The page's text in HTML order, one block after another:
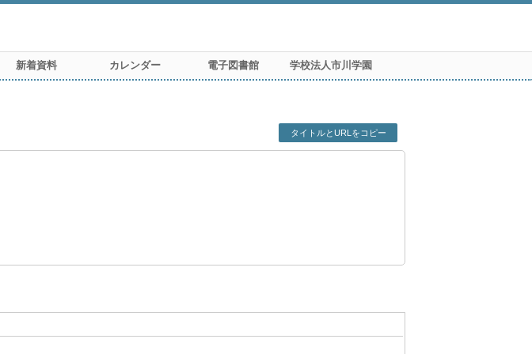
新着資料 カレンダー 電子図書館 学校法人市川学園
タイトルとURLをコピー